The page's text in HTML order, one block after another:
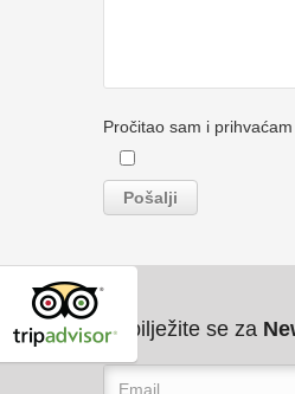
Pročitao sam i prihvaćam
Pribilježite se za